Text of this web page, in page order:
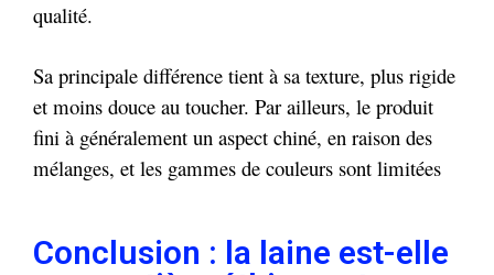
qualité.
Sa principale différence tient à sa texture, plus rigide
et moins douce au toucher. Par ailleurs, le produit
fini à généralement un aspect chiné, en raison des
mélanges, et les gammes de couleurs sont limitées
Conclusion : la laine est-elle